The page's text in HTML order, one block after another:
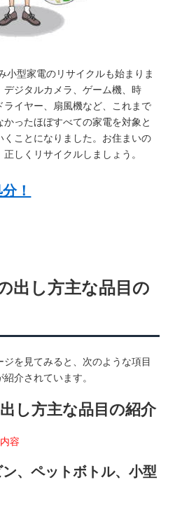
小型家電のリサイクルも始まりま
デジタルカメラ、ゲーム機、時
イヤー、扇風機など、これまで
ったほぼすべての家電を対象と
くことになりました。お住まいの
しくリサイクルしましょう。
！
出し方主な品目の
を見てみると、次のような項目
介されています。
し方主な品目の紹介
容
、ペットボトル、小型